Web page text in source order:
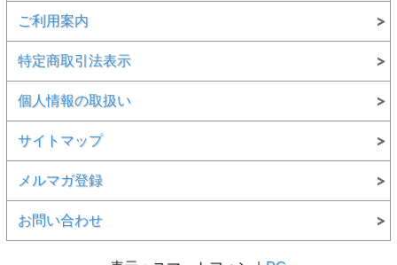
ご利用案内
特定商取引法表示
個人情報の取扱い
サイトマップ
メルマガ登録
お問い合わせ